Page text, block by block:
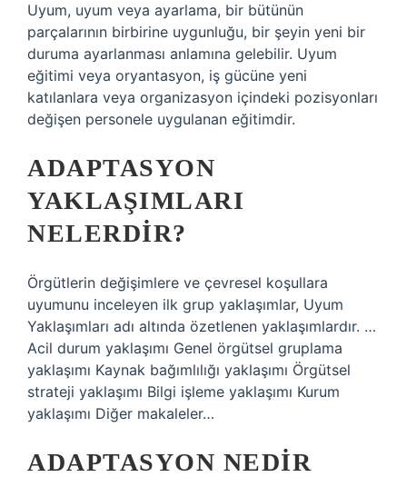
Uyum, uyum veya ayarlama, bir bütünün
parçalarının birbirine uygunluğu, bir şeyin yeni bir
duruma ayarlanması anlamına gelebilir. Uyum
eğitimi veya oryantasyon, iş gücüne yeni
katılanlara veya organizasyon içindeki pozisyonları
değişen personele uygulanan eğitimdir.
ADAPTASYON
YAKLAŞIMLARI
NELERDIR?
Örgütlerin değişimlere ve çevresel koşullara
uyumunu inceleyen ilk grup yaklaşımlar, Uyum
Yaklaşımları adı altında özetlenen yaklaşımlardır. …
Acil durum yaklaşımı Genel örgütsel gruplama
yaklaşımı Kaynak bağımlılığı yaklaşımı Örgütsel
strateji yaklaşımı Bilgi işleme yaklaşımı Kurum
yaklaşımı Diğer makaleler…
ADAPTASYON NEDIR